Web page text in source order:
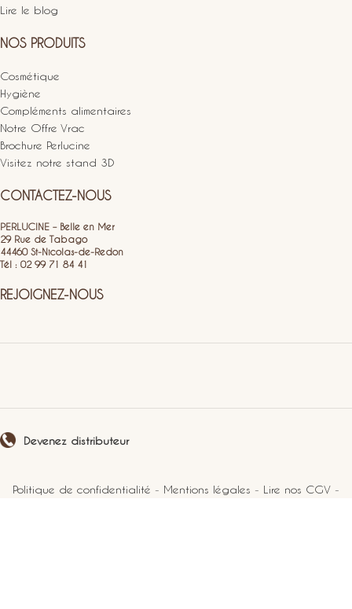
Lire le blog
NOS PRODUITS
Cosmétique
Hygiène
Compléments alimentaires
Notre Offre Vrac
Brochure Perlucine
Visitez notre stand 3D
CONTACTEZ-NOUS
PERLUCINE – Belle en Mer
29 Rue de Tabago
44460 St-Nicolas-de-Redon
Tél : 02 99 71 84 41
REJOIGNEZ-NOUS
Devenez distributeur
Politique de confidentialité - Mentions légales - Lire nos CGV -